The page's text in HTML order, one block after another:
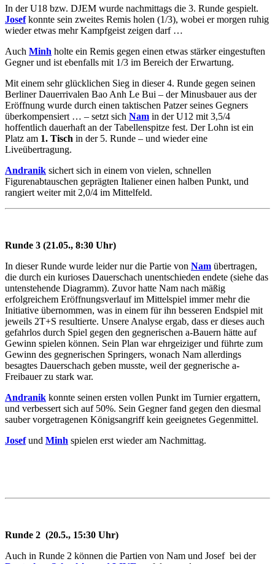
In der U18 bzw. DJEM wurde nachmittags die 3. Runde gespielt.
Josefkonnte sein zweites Remis holen (1/3), wobei er morgen ruhig
wieder etwas mehr Kampfgeist zeigen darf …
Auch Minh holte ein Remis gegen einen etwas stärker eingestuften
Gegner und ist ebenfalls mit 1/3 im Bereich der Erwartung.
Mit einem sehr glücklichen Sieg in dieser 4. Runde gegen seinen
Berliner Dauerrivalen Bao Anh Le Bui – der Minusbauer aus der
Eröffnung wurde durch einen taktischen Patzer seines Gegners
überkompensiert … – setzt sich Nam in der U12 mit 3,5/4
hoffentlich dauerhaft an der Tabellenspitze fest. Der Lohn ist ein
Platz am 1. Tisch in der 5. Runde – und wieder eine
Liveübertragung.
Andranik sichert sich in einem von vielen, schnellen
Figurenabtauschen geprägten Italiener einen halben Punkt, und
rangiert weiter mit 2,0/4 im Mittelfeld.
Runde 3 (21.05., 8:30 Uhr)
In dieser Runde wurde leider nur die Partie von Nam übertragen,
die durch ein kurioses Dauerschach unentschieden endete (siehe das
untenstehende Diagramm). Zuvor hatte Nam nach mäßig
erfolgreichem Eröffnungsverlauf im Mittelspiel immer mehr die
Initiative übernommen, was in einem für ihn besseren Endspiel mit
jeweils 2T+S resultierte. Unsere Analyse ergab, dass er dieses auch
gefahrlos durch Spiel gegen den gegnerischen a-Bauern hätte auf
Gewinn spielen können. Sein Plan war ehrgeiziger und führte zum
Gewinn des gegnerischen Springers, wonach Nam allerdings
besagtes Dauerschach geben musste, weil der gegnerische a-
Freibauer zu stark war.
Andranik konnte seinen ersten vollen Punkt im Turnier ergattern,
und verbessert sich auf 50%. Sein Gegner fand gegen den diesmal
sauber vorgetragenen Königsangriff kein geeignetes Gegenmittel.
Josefund Minh spielen erst wieder am Nachmittag.
Runde 2 (20.5., 15:30 Uhr)
Auch in Runde 2 können die Partien von Nam und Josef bei der